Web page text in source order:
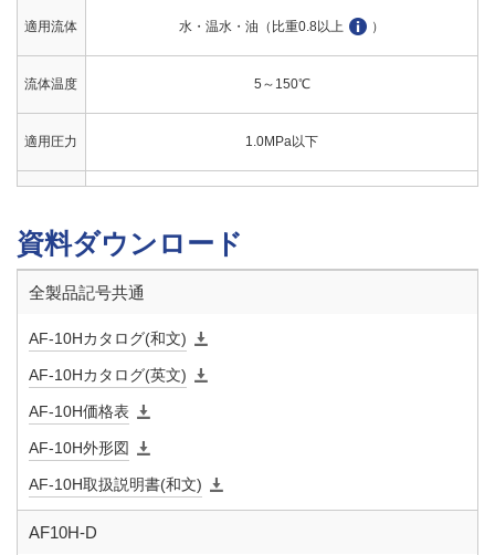
適用流体 水・温水・油（比重0.8以上 ）
流体温度 5～150℃
適用圧力 1.0MPa以下
取付姿勢 鉛直から5°以内の直立取付
ストレー
資料ダウンロード
全製品記号共通
AF-10Hカタログ(和文)
AF-10Hカタログ(英文)
AF-10H価格表
AF-10H外形図
AF-10H取扱説明書(和文)
AF10H-D